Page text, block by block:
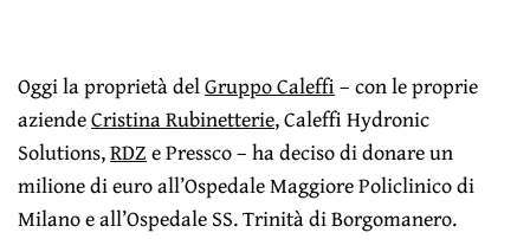
Oggi la proprietà delGruppo Caleffi– con le proprie
aziendeCristina Rubinetterie, Caleffi Hydronic
Solutions,RDZe Pressco – ha deciso di donare un
milione di euro all’Ospedale Maggiore Policlinico di
Milano e all’Ospedale SS. Trinità di Borgomanero.